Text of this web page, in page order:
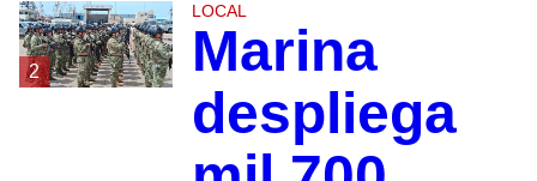
2
LOCAL
Marina
despliega